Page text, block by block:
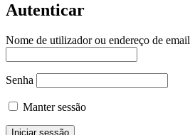
Autenticar
Nome de utilizador ou endereço de email
Senha
Manter sessão